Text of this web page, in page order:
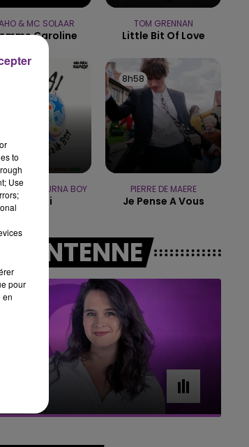
16h00 - 20h00
WEEK-END CHAMPAGNE FM
& MC SOLAAR
Caroline
TOM GRENNAN
Little Bit Of Love
FEAT. BURNA BOY
Dai Dai
8h58
8h58
PIERRE DE MAERE
Je Pense A Vous
A L'ANTENNE
to
Use
pour
en